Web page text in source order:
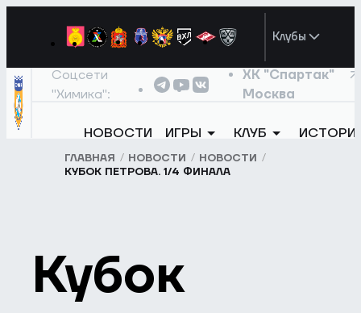
Клубы
Соцсети
"Химика":
ХК "Спартак"
Москва
НОВОСТИ ИГРЫ КЛУБ
ГЛАВНАЯ НОВОСТИ
НОВОСТИ
КУБОК ПЕТРОВА. 1/4 ФИНАЛА
Кубок